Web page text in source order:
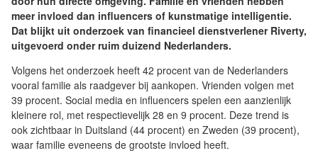
meer invloed dan influencers of kunstmatige intelligentie.
Dat blijkt uit onderzoek van financieel dienstverlener Riverty,
uitgevoerd onder ruim duizend Nederlanders.
Volgens het onderzoek heeft 42 procent van de Nederlanders
vooral familie als raadgever bij aankopen. Vrienden volgen met
39 procent. Social media en influencers spelen een aanzienlijk
kleinere rol, met respectievelijk 28 en 9 procent. Deze trend is
ook zichtbaar in Duitsland (44 procent) en Zweden (39 procent),
waar familie eveneens de grootste invloed heeft.